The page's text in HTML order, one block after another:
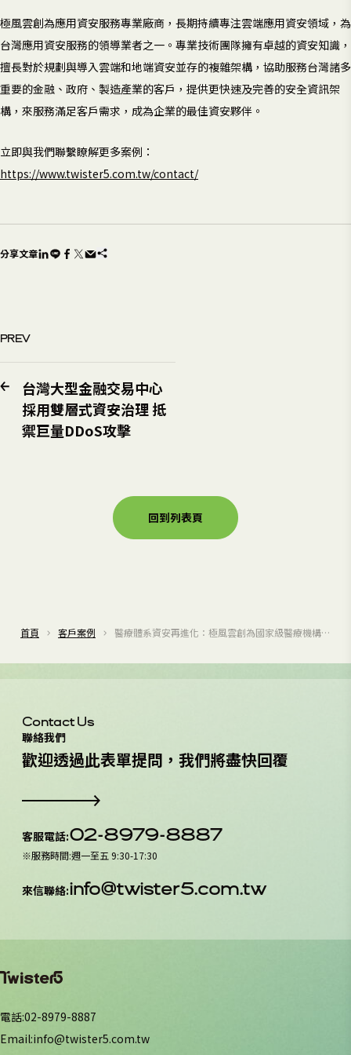
極風雲創為應用資安服務專業廠商，長期持續專注雲端應用資安領域，為
台灣應用資安服務的領導業者之一。專業技術團隊擁有卓越的資安知識，
擅長對於規劃與導入雲端和地端資安並存的複雜架構，協助服務台灣諸多
重要的金融、政府、製造產業的客戶，提供更快速及完善的安全資訊架
構，來服務滿足客戶需求，成為企業的最佳資安夥伴。
立即與我們聯繫瞭解更多案例：
https://www.twister5.com.tw/contact/
分享文章
PREV
台灣大型金融交易中心
採用雙層式資安治理 抵
禦巨量DDoS攻擊
回到列表頁
首頁 客戶案例
醫療體系資安再進化：極風雲創為國家級醫療機構打
Contact Us
聯絡我們
歡迎透過此表單提問 ， 我們將盡快回覆
客服電話:02-8979-8887
※服務時間:週一至五 9:30-17:30
來信聯絡:info@twister5.com.tw
電話:02-8979-8887
Email:info@twister5.com.tw